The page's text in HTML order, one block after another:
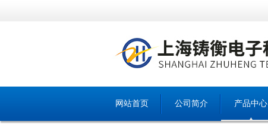
网站首页 公司简介 产品中心